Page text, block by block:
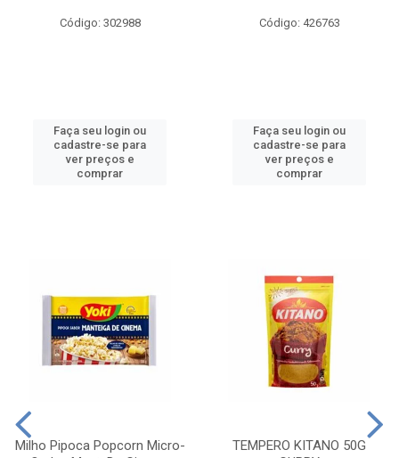
Código: 302988
Faça seu login ou
cadastre-se para
ver preços e
comprar
Código: 426763
Faça seu login ou
cadastre-se para
ver preços e
comprar
Milho Pipoca Popcorn Micro-
TEMPERO KITANO 50G